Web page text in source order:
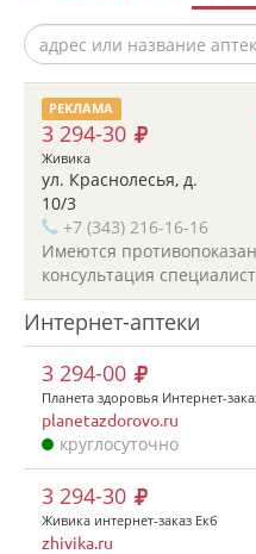
РЕКЛАМА
3 294-30
Живика
ул. Краснолесья, д.
10/3
+7 (343) 216-16-16
Имеются
консультация
Интернет-аптеки
3 294-00
Планета здоровья Интернет-
planetazdorovo.ru
круглосуточно
3 294-30
Живика интернет-заказ Екб
zhivika.ru